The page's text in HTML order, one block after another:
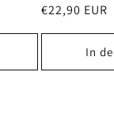
Normaler
€22,90 EUR
In